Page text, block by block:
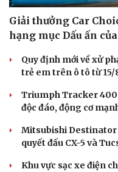
Giải thưởng Car
hạng mục Dấu ấn
Quy định mới về xử
trẻ em trên ô tô từ 15/
Triumph Tracker
độc đáo, động cơ
Mitsubishi
quyết đấu CX-5 và
Khu vực sạc xe điện